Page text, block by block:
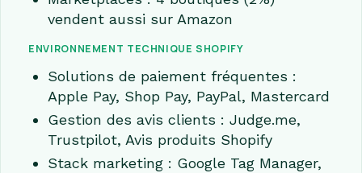
vendent aussi sur Amazon
ENVIRONNEMENT TECHNIQUE SHOPIFY
Solutions de paiement fréquentes :
Apple Pay, Shop Pay, PayPal, Mastercard
Gestion des avis clients : Judge.me,
Trustpilot, Avis produits Shopify
Stack marketing : Google Tag Manager,